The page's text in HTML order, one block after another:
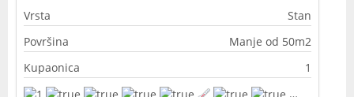
Vrsta
Stan
Površina
Manje od 50m2
Kupaonica
1